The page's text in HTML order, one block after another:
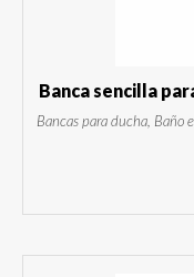
Banca sencilla
Bancas para ducha, Baño